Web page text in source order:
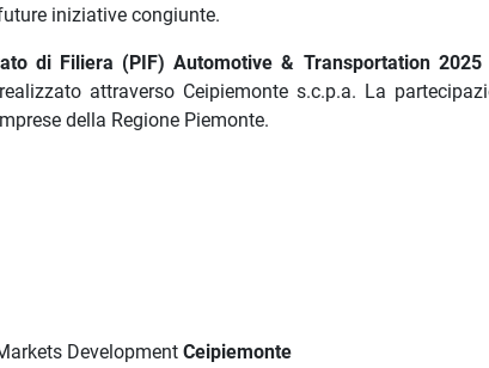
iniziative congiunte.
di Filiera (PIF) Automotive & Transportation 2025
attraverso Ceipiemonte s.c.p.a. La
della Regione Piemonte.
Development Ceipiemonte